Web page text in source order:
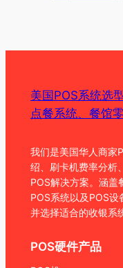
美国POS系统选
点餐系统、餐馆
我们是美国华人商家
绍、刷卡机费率分析
POS解决方案。涵盖
POS系统以及POS
并选择适合的收银系
POS硬件产品